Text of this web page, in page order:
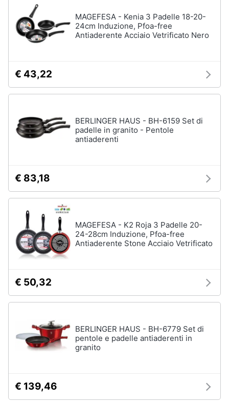
Animali
Libri,
cd
Festività
Promozioni
Servizi
Assistenza
clienti
Esci
Vedi
tutti
bagno
Portabiancheria
asciugamani
Asciugamani
Vedi
MAGEFESA - Kenia 3 Padelle 18-20-
24cm Induzione, Pfoa-free
Antiaderente Acciaio Vetrificato Nero
€ 43,22
BERLINGER HAUS - BH-6159 Set di
padelle in granito - Pentole
antiaderenti
€ 83,18
MAGEFESA - K2 Roja 3 Padelle 20-
24-28cm Induzione, Pfoa-free
Antiaderente Stone Acciaio Vetrificato
€ 50,32
BERLINGER HAUS - BH-6779 Set di
pentole e padelle antiaderenti in
granito
€ 139,46